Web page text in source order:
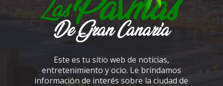
Este es tu sitio web de noticias,
entretenimiento y ocio. Le brindamos
información de interés sobre la ciudad de